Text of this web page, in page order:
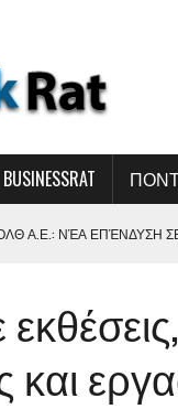
BUSINESSRAT
Α.Ε.: ΝΈΑ ΕΠΈΝΔΥΣΗ
ΔΗΜΉΤΡΗ
2026-ΏΡΑ
ΣΤΌΛΟΥ»